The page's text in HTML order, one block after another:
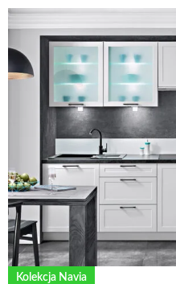
Kolekcja Navia